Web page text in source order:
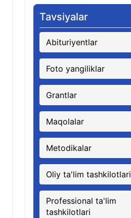
Tavsiyalar
Abituriyentlar
Foto yangiliklar
Grantlar
Maqolalar
Metodikalar
Oliy ta'lim tashkilotlari
Professional ta'lim
tashkilotlari